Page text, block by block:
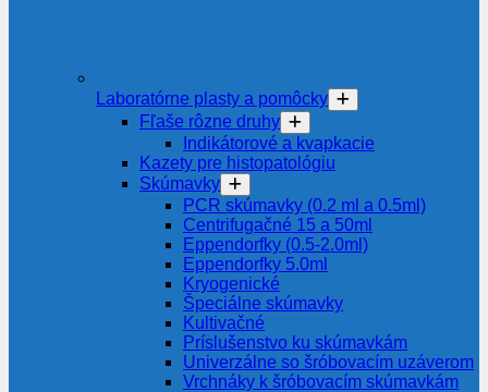
Laboratórne plasty a pomôcky
Fľaše rôzne druhy
Indikátorové a kvapkacie
Kazety pre histopatológiu
Skúmavky
PCR skúmavky (0.2 ml a 0.5ml)
Centrifugačné 15 a 50ml
Eppendorfky (0.5-2.0ml)
Eppendorfky 5.0ml
Kryogenické
Špeciálne skúmavky
Kultivačné
Príslušenstvo ku skúmavkám
Univerzálne so šróbovacím uzáverom
Vrchnáky k šróbovacím skúmavkám